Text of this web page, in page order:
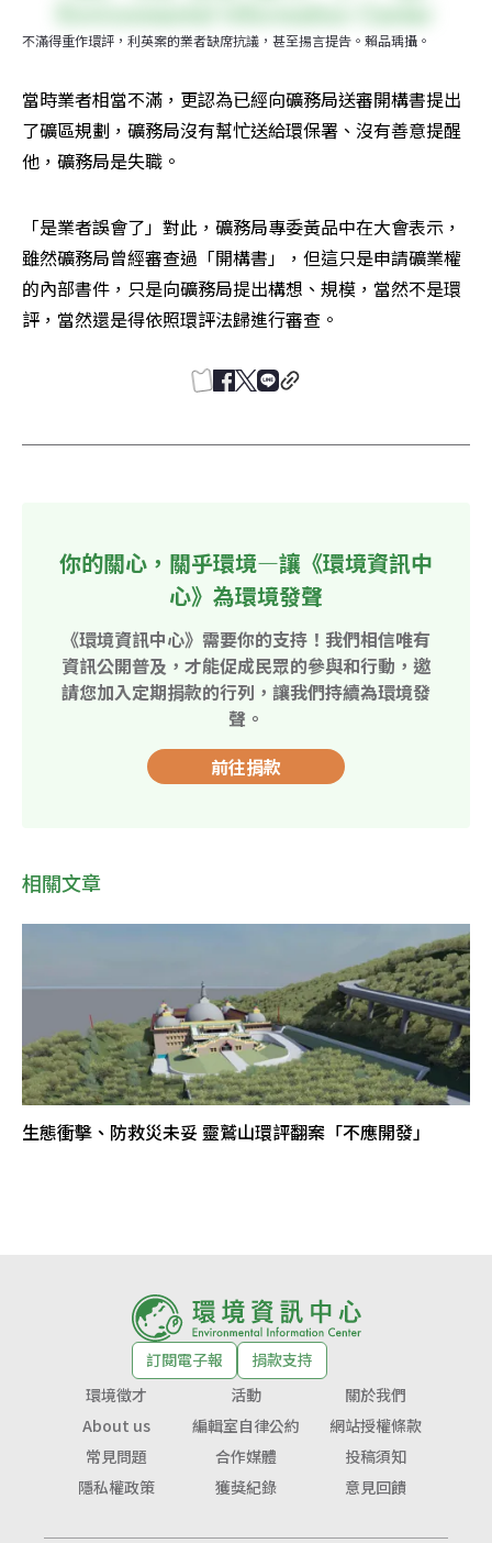
不滿得重作環評，利英案的業者缺席抗議，甚至揚言提告。賴品瑀攝。
當時業者相當不滿，更認為已經向礦務局送審開構書提出
了礦區規劃，礦務局沒有幫忙送給環保署、沒有善意提醒
他，礦務局是失職。
「是業者誤會了」對此，礦務局專委黃品中在大會表示，
雖然礦務局曾經審查過「開構書」，但這只是申請礦業權
的內部書件，只是向礦務局提出構想、規模，當然不是環
評，當然還是得依照環評法歸進行審查。
你的關心，關乎環境—讓《環境資訊中
心》為環境發聲
《環境資訊中心》需要你的支持！我們相信唯有
資訊公開普及，才能促成民眾的參與和行動，邀
請您加入定期捐款的行列，讓我們持續為環境發
聲。
前往捐款
相關文章
生態衝擊、防救災未妥 靈鷲山環評翻案「不應開發」
訂閱電子報
捐款支持
環境徵才
活動
關於我們
About us
編輯室自律公約
網站授權條款
常見問題
合作媒體
投稿須知
隱私權政策
獲獎紀錄 意見回饋